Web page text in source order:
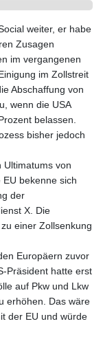
weiter, er habe
Zusagen
im vergangenen
im Zollstreit
Abschaffung von
wenn die USA
belassen.
bisher jedoch
Ultimatums von
bekenne sich
der
X. Die
einer Zollsenkung
Europäern zuvor
Präsident hatte erst
auf Pkw und Lkw
erhöhen. Das wäre
der EU und würde